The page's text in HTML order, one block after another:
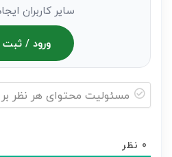
سایر کاربران
ورود / ثبت
هر
0 نظر